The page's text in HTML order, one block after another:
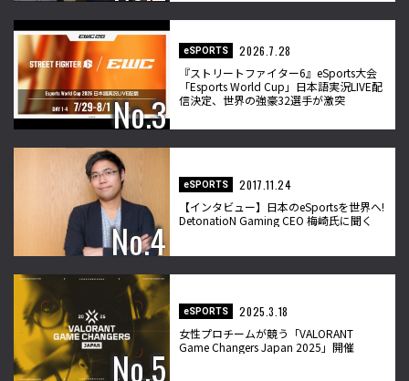
eSPORTS
2026.7.28
『ストリートファイター6』eSports大会
「Esports World Cup」日本語実況LIVE配
信決定、世界の強豪32選手が激突
eSPORTS
2017.11.24
【インタビュー】日本のeSportsを世界へ!
DetonatioN Gaming CEO 梅崎氏に聞く
eSPORTS
2025.3.18
女性プロチームが競う「VALORANT
Game Changers Japan 2025」開催